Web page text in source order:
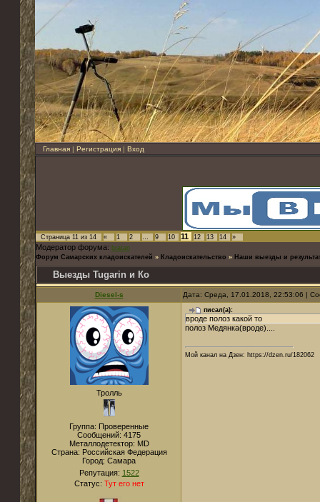
Главная | Регистрация | Вход
Страница 11 из 14 « 1 2 … 9 10 11 12 13 14 »
Модератор форума: bratan
Форум Самарских кладоискателей » Кладоискательство » Наши выезды и
Выезды Tugarin и Ко
Diesel-s Дата: Среда, 17.01.2018, 22:53:06 |
Тролль
Группа: Проверенные
Сообщений: 4175
Металлодетектор: MD
Страна: Российская Федерация
Город: Самара
Репутация: 1522
Статус: Тут его нет
писал(а):
вроде полоз какой то
полоз Медянка(вроде)....
Мой канал на Дзен: https://dzen.ru/182062